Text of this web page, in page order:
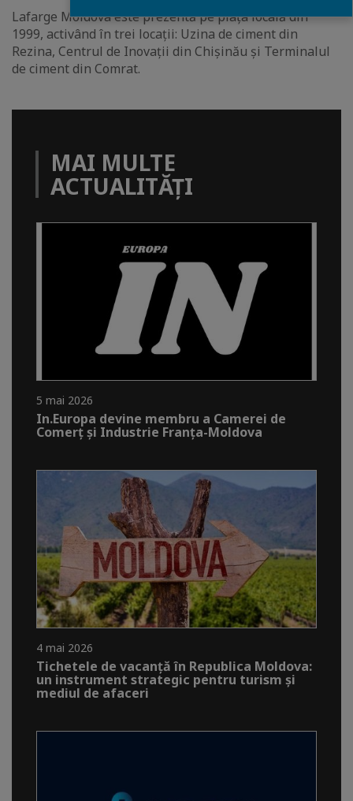
Lafarge Moldova este prezentă pe piața locală din
1999, activând în trei locații: Uzina de ciment din
Rezina, Centrul de Inovații din Chișinău și Terminalul
de ciment din Comrat.
MAI MULTE
ACTUALITĂȚI
5 mai 2026
In.Europa devine membru a Camerei de
Comerț și Industrie Franța-Moldova
4 mai 2026
Tichetele de vacanță în Republica Moldova:
un instrument strategic pentru turism și
mediul de afaceri